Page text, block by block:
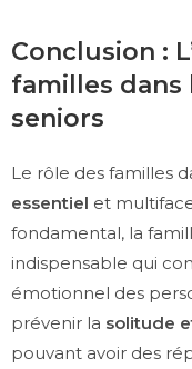
Conclusion :
familles dans
seniors
Le rôle des familles
essentiel et
fondamental, la
indispensable qui
émotionnel des
prévenir la solitude
pouvant avoir des